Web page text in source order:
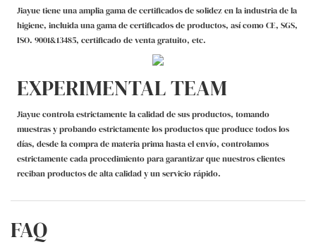
Jiayue tiene una amplia gama de certificados de solidez en la industria de la
higiene, incluida una gama de certificados de productos, así como CE, SGS,
ISO. 9001&13485, certificado de venta gratuito, etc.
EXPERIMENTAL TEAM
Jiayue controla estrictamente la calidad de sus productos, tomando
muestras y probando estrictamente los productos que produce todos los
días, desde la compra de materia prima hasta el envío, controlamos
estrictamente cada procedimiento para garantizar que nuestros clientes
reciban productos de alta calidad y un servicio rápido.
FAQ